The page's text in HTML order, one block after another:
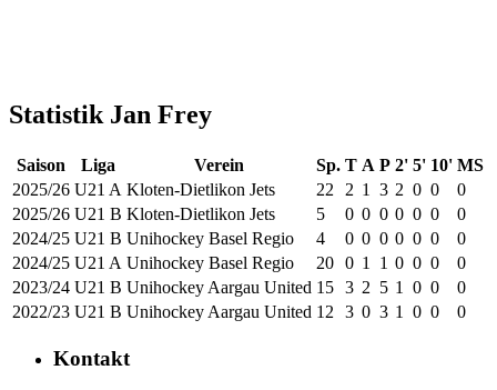
Statistik Jan Frey
Saison Liga Verein Sp. T A P 2' 5' 10' MS
2025/26 U21 A Kloten-Dietlikon Jets 22 2 1 3 2 0 0
0
2025/26 U21 B Kloten-Dietlikon Jets 5 0 0 0 0 0 0
0
2024/25 U21 B Unihockey Basel Regio 4 0 0 0 0 0 0
0
2024/25 U21 A Unihockey Basel Regio 20 0 1 1 0 0 0
0
2023/24 U21 B Unihockey Aargau United 15 3 2 5 1 0 0
0
2022/23 U21 B Unihockey Aargau United 12 3 0 3 1 0 0 0
Kontakt